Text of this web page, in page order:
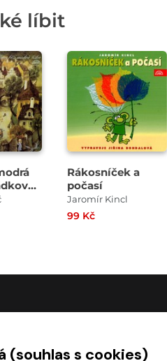
líbit
Rákosníček a
počasí
Jaromír Kincl
99 Kč
Přehrát
ukázku
(souhlas s cookies)